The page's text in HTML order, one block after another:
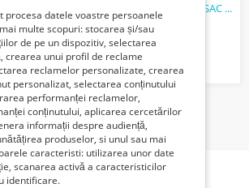
www⚫autenticshop⚫ro - - GEANTA RUCSAC MILITAR MIL-TEC LASER-CUT Marime Small 20 ...
199 Lei
1
procesa datele voastre persoanele
multe scopuri: stocarea și/sau
de pe un dispozitiv, selectarea
crearea unui profil de reclame
reclamelor personalizate, crearea
personalizat, selectarea conținutului
performanței reclamelor,
conținutului, aplicarea cercetărilor
informații despre audiență,
produselor, si unul sau mai
caracteristi: utilizarea unor date
scanarea activă a caracteristicilor
identificare.